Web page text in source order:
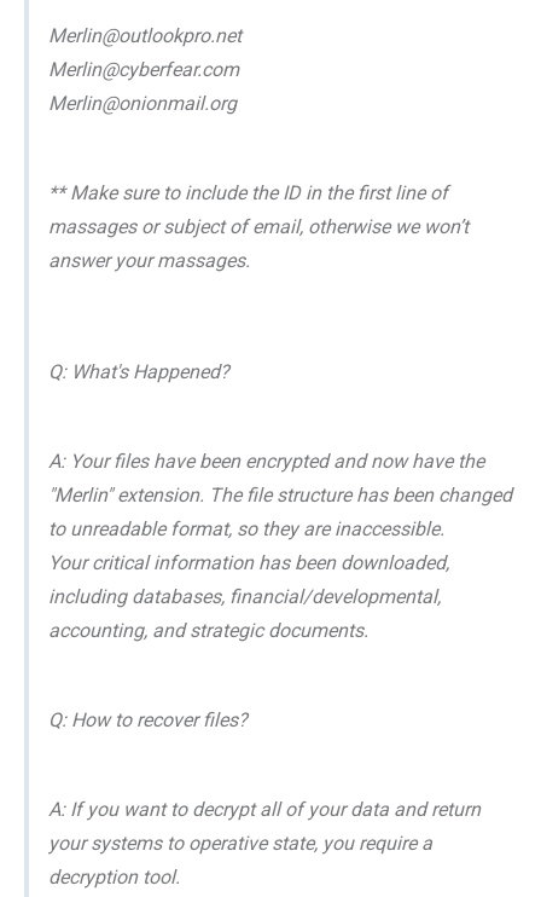
Merlin@outlookpro.net
Merlin@cyberfear.com
Merlin@onionmail.org
** Make sure to include the ID in the first line of
massages or subject of email, otherwise we won’t
answer your massages.
Q: What's Happened?
A: Your files have been encrypted and now have the
"Merlin" extension. The file structure has been changed
to unreadable format, so they are inaccessible.
Your critical information has been downloaded,
including databases, financial/developmental,
accounting, and strategic documents.
Q: How to recover files?
A: If you want to decrypt all of your data and return
your systems to operative state, you require a
decryption tool.